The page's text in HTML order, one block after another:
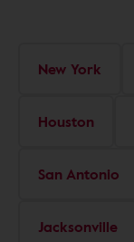
New York
Houston
San Antonio
Jacksonville